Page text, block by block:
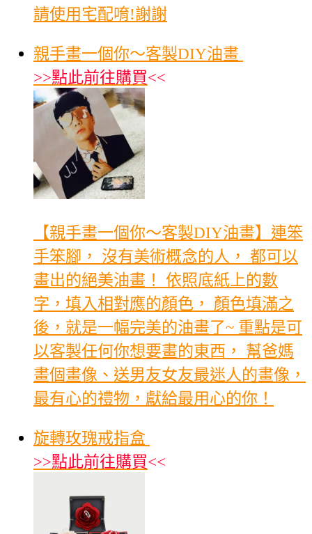
請使用宅配唷!謝謝
親手畫一個你～客製DIY油畫
>>點此前往購買<<
【親手畫一個你～客製DIY油畫】連笨
手笨腳， 沒有美術概念的人， 都可以
畫出的絕美油畫！ 依照底紙上的數
字，填入相對應的顏色， 顏色填滿之
後，就是一幅完美的油畫了~ 重點是可
以客製任何你想要畫的東西， 幫爸媽
畫個畫像、送男友女友最迷人的畫像，
最有心的禮物，獻給最用心的你！
旋轉玫瑰戒指盒
>>點此前往購買<<